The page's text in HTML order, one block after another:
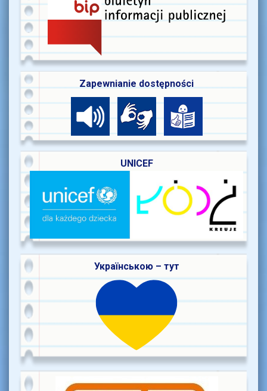
Zapewnianie dostępności
UNICEF
Українською – тут